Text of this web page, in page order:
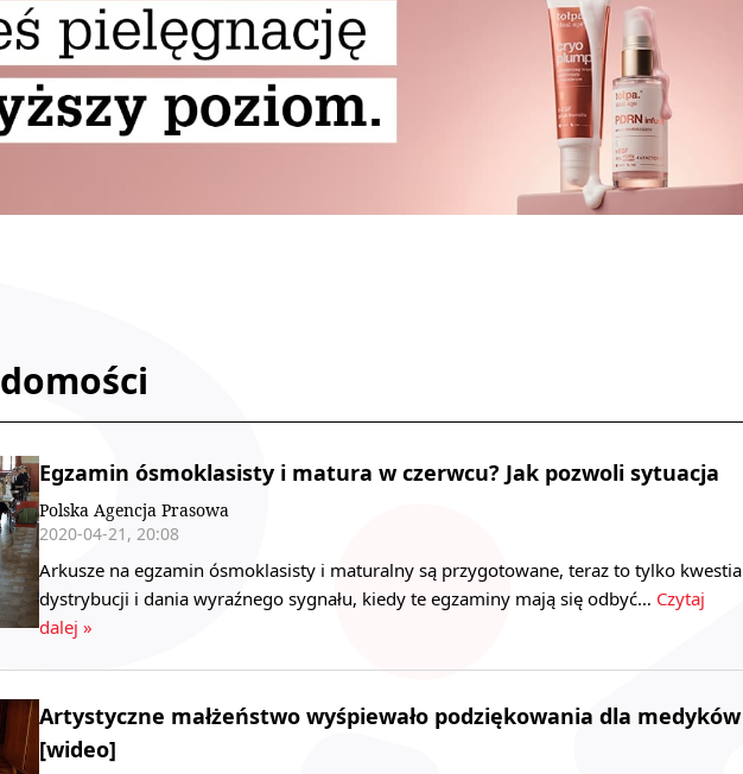
Egzamin ósmoklasisty i matura w czerwcu? Jak pozwoli sytuacja
Polska Agencja Prasowa
2020-04-21, 20:08
Arkusze na egzamin ósmoklasisty i maturalny są przygotowane, teraz to tylko kwestia
dystrybucji i dania wyraźnego sygnału, kiedy te egzaminy mają się odbyć… Czytaj
dalej »
Artystyczne małżeństwo wyśpiewało podziękowania dla medyków
[wideo]